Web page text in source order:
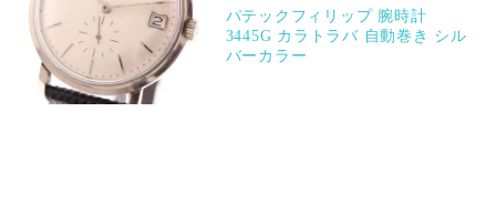
パテックフィリップ 腕時計
3445G カラトラバ 自動巻き シル
バーカラー